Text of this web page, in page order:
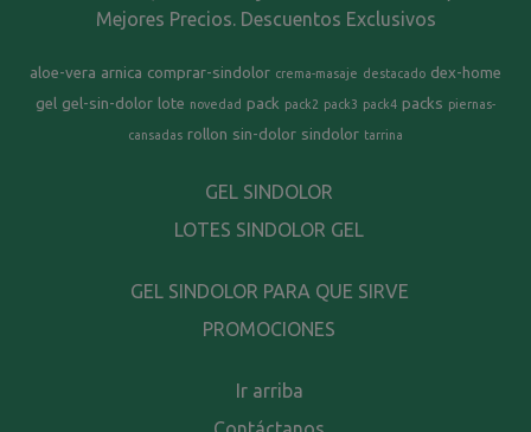
Mejores Precios. Descuentos Exclusivos
aloe-vera arnica comprar-sindolor crema-masaje destacado dex-home
gel gel-sin-dolor lote novedad pack pack2 pack3 pack4 packs piernas-
cansadas rollon sin-dolor sindolor tarrina
GEL SINDOLOR
LOTES SINDOLOR GEL
GEL SINDOLOR PARA QUE SIRVE
PROMOCIONES
Ir arriba